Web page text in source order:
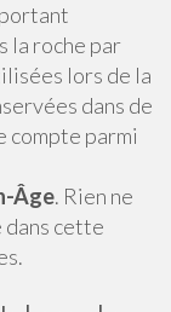
la roche par
lors de la
dans de
compte parmi
Âge. Rien ne
dans cette